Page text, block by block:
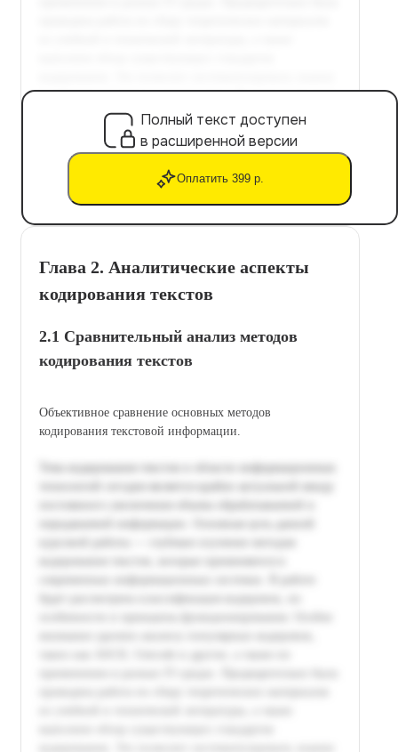
Полный текст доступен
в расширенной версии
Оплатить 399 р.
Глава 2. Аналитические аспекты
кодирования текстов
2.1 Сравнительный анализ методов
кодирования текстов
Объективное сравнение основных методов
кодирования текстовой информации.